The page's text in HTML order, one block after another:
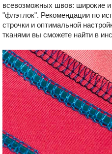
всевозможных швов: широкие
"флэтлок". Рекомендации по
строчки и оптимальной
тканями вы сможете найти в